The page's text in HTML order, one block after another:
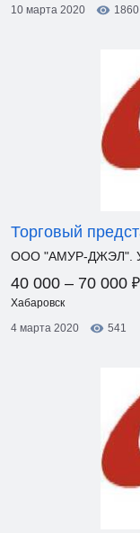
10 марта 2020
1860
Торговый
ООО "АМУР-ДЖЭЛ".
40 000 – 70 000 ₽
Хабаровск
4 марта 2020
541